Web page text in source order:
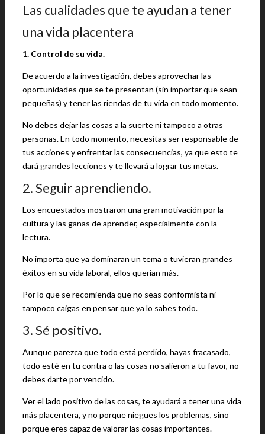
Las cualidades que te ayudan a tener
una vida placentera
1. Control de su vida.
De acuerdo a la investigación, debes aprovechar las
oportunidades que se te presentan (sin importar que sean
pequeñas) y tener las riendas de tu vida en todo momento.
No debes dejar las cosas a la suerte ni tampoco a otras
personas. En todo momento, necesitas ser responsable de
tus acciones y enfrentar las consecuencias, ya que esto te
dará grandes lecciones y te llevará a lograr tus metas.
2. Seguir aprendiendo.
Los encuestados mostraron una gran motivación por la
cultura y las ganas de aprender, especialmente con la
lectura.
No importa que ya dominaran un tema o tuvieran grandes
éxitos en su vida laboral, ellos querían más.
Por lo que se recomienda que no seas conformista ni
tampoco caigas en pensar que ya lo sabes todo.
3. Sé positivo.
Aunque parezca que todo está perdido, hayas fracasado,
todo esté en tu contra o las cosas no salieron a tu favor, no
debes darte por vencido.
Ver el lado positivo de las cosas, te ayudará a tener una vida
más placentera, y no porque niegues los problemas, sino
porque eres capaz de valorar las cosas importantes.